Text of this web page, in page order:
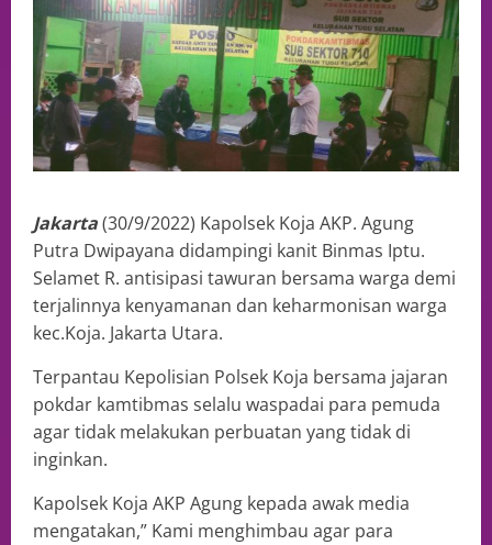
Jakarta(30/9/2022) Kapolsek Koja AKP. Agung
Putra Dwipayana didampingi kanit Binmas Iptu.
Selamet R. antisipasi tawuran bersama warga demi
terjalinnya kenyamanan dan keharmonisan warga
kec.Koja. Jakarta Utara.
Terpantau Kepolisian Polsek Koja bersama jajaran
pokdar kamtibmas selalu waspadai para pemuda
agar tidak melakukan perbuatan yang tidak di
inginkan.
Kapolsek Koja AKP Agung kepada awak media
mengatakan,” Kami menghimbau agar para